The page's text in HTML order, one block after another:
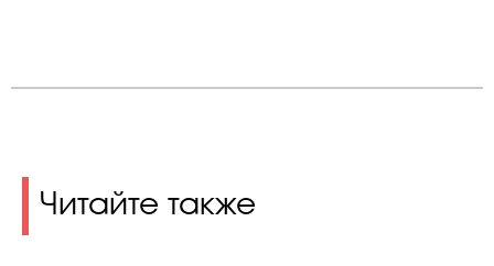
Читайте также